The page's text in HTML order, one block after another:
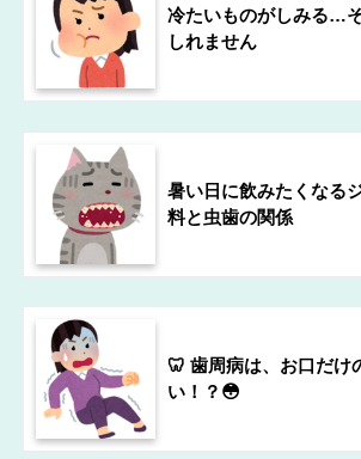
冷たいものがしみる…
しれません
暑い日に飲みたくなる
料と虫歯の関係
🦷 歯周病は、お口だけ
い！？😳